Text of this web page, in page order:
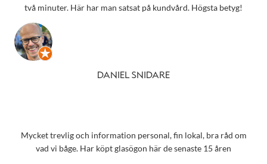
två minuter. Här har man satsat på kundvård. Högsta betyg!
DANIEL SNIDARE
Mycket trevlig och information personal, fin lokal, bra råd om
vad vi båge. Har köpt glasögon här de senaste 15 åren